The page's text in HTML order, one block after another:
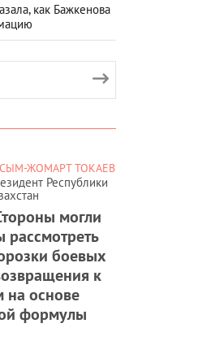
как Бажкенова
ЖОМАРТ ТОКАЕВ
Республики
могли
рассмотреть
боевых
к
на основе
формулы